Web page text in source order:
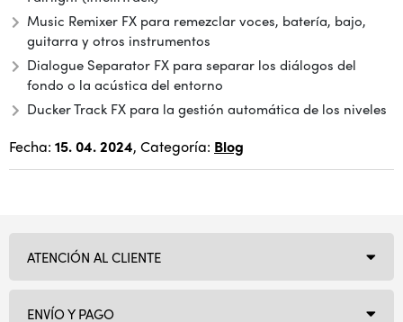
Music Remixer FX para remezclar voces, batería, bajo,
guitarra y otros instrumentos
Dialogue Separator FX para separar los diálogos del
fondo o la acústica del entorno
Ducker Track FX para la gestión automática de los niveles
Fecha: 15. 04. 2024, Categoría: Blog
ATENCIÓN AL CLIENTE
ENVÍO Y PAGO